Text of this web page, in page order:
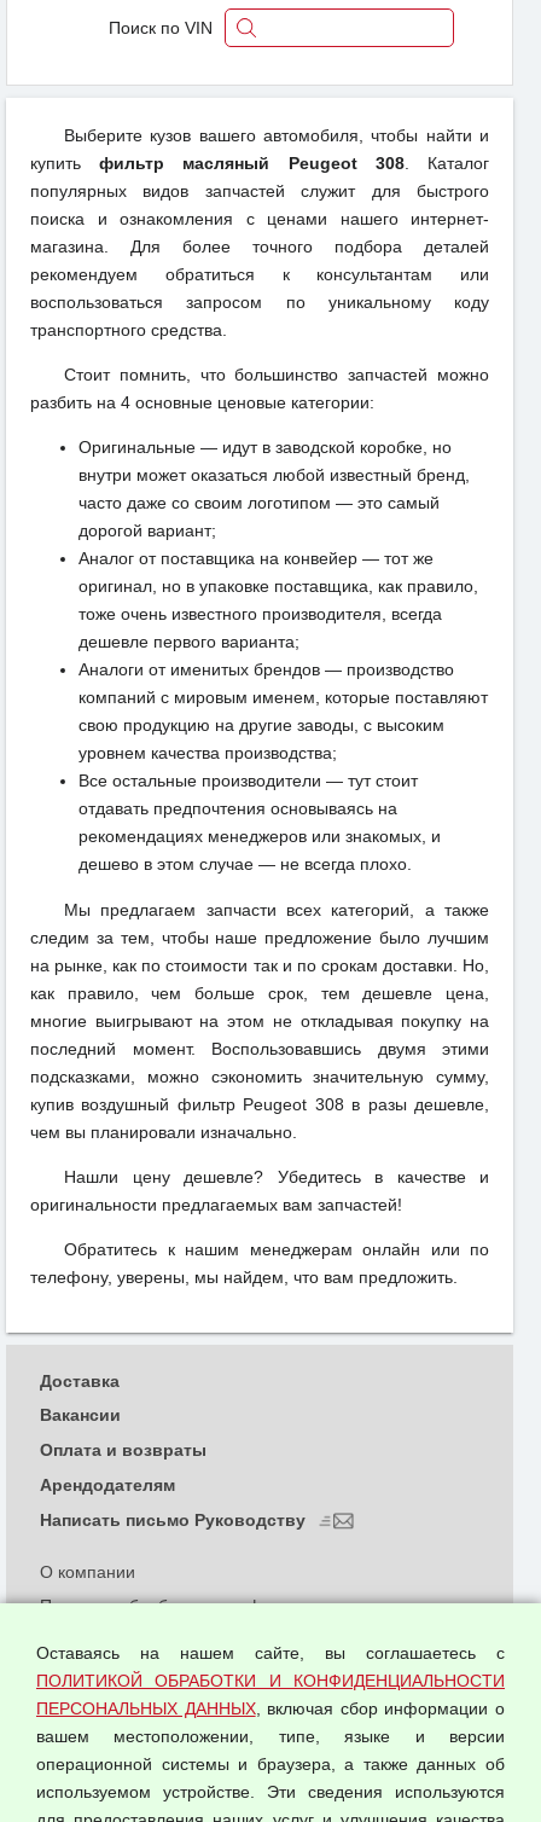
Поиск по VIN
Выберите кузов вашего автомобиля, чтобы найти и
купитьфильтр масляный Peugeot 308. Каталог
популярных видов запчастей служит для быстрого
поиска и ознакомления с ценами нашего интернет-
магазина. Для более точного подбора деталей
рекомендуем обратиться к консультантам или
воспользоваться запросом по уникальному коду
транспортного средства.
Стоит помнить, что большинство запчастей можно
разбить на 4 основные ценовые категории:
Оригинальные — идут в заводской коробке, но
внутри может оказаться любой известный бренд,
часто даже со своим логотипом — это самый
дорогой вариант;
Аналог от поставщика на конвейер — тот же
оригинал, но в упаковке поставщика, как правило,
тоже очень известного производителя, всегда
дешевле первого варианта;
Аналоги от именитых брендов — производство
компаний с мировым именем, которые поставляют
свою продукцию на другие заводы, с высоким
уровнем качества производства;
Все остальные производители — тут стоит
отдавать предпочтения основываясь на
рекомендациях менеджеров или знакомых, и
дешево в этом случае — не всегда плохо.
Мы предлагаем запчасти всех категорий, а также
следим за тем, чтобы наше предложение было лучшим
на рынке, как по стоимости так и по срокам доставки. Но,
как правило, чем больше срок, тем дешевле цена,
многие выигрывают на этом не откладывая покупку на
последний момент. Воспользовавшись двумя этими
подсказками, можно сэкономить значительную сумму,
купив воздушный фильтр Peugeot 308 в разы дешевле,
чем вы планировали изначально.
Нашли цену дешевле? Убедитесь в качестве и
оригинальности предлагаемых вам запчастей!
Обратитесь к нашим менеджерам онлайн или по
телефону, уверены, мы найдем, что вам предложить.
О компании
Политика обработки и конфиденциальности
Согласием на обработку персональных данных
Оферта оптовой купли-продажи
Публичная оферта
Доставка
Вакансии
Оплата и возвраты
Арендодателям
Написать письмо Руководству
Оставаясь на нашем сайте, вы соглашаетесь с
ПОЛИТИКОЙ ОБРАБОТКИ И КОНФИДЕНЦИАЛЬНОСТИ
ПЕРСОНАЛЬНЫХ ДАННЫХ, включая сбор информации о
вашем местоположении, типе, языке и версии
операционной системы и браузера, а также данных об
используемом устройстве. Эти сведения используются